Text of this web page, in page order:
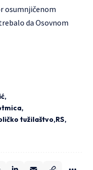
osumnjičenom
da Osovnom
tužilaštvo RS